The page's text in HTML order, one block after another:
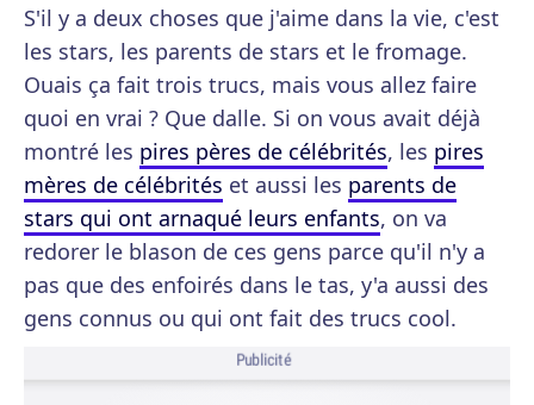
S'il y a deux choses que j'aime dans la vie, c'est
les stars, les parents de stars et le fromage.
Ouais ça fait trois trucs, mais vous allez faire
quoi en vrai ? Que dalle. Si on vous avait déjà
montré les pires pères de célébrités, les pires
mères de célébrités et aussi les parents de
stars qui ont arnaqué leurs enfants, on va
redorer le blason de ces gens parce qu'il n'y a
pas que des enfoirés dans le tas, y'a aussi des
gens connus ou qui ont fait des trucs cool.
Publicité